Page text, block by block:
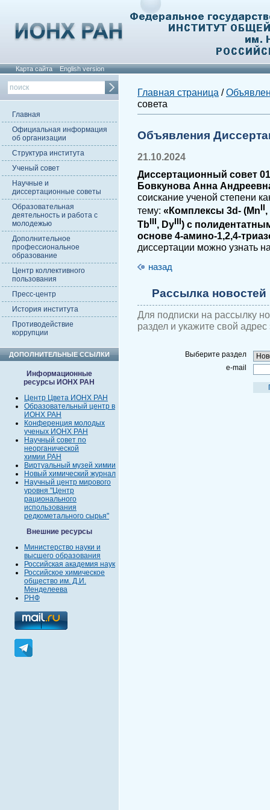
Карта сайта English version
Главная
Официальная информация
об организации
Структура института
Ученый совет
Научные и
диссертационные советы
Образовательная
деятельность и работа с
молодежью
Дополнительное
профессиональное
образование
Центр коллективного
пользования
Пресс-центр
История института
Противодействие
коррупции
ДОПОЛНИТЕЛЬНЫЕ ССЫЛКИ
Информационные
ресурсы ИОНХ РАН
Центр Цвета ИОНХ РАН
Образовательный центр в
ИОНХ РАН
Конференция молодых
ученых ИОНХ РАН
Научный совет по
неорганической
химии РАН
Виртуальный музей химии
Новый химический журнал
Научный центр мирового
уровня "Центр
рационального
использования
редкометального сырья"
Внешние ресурсы
Министерство науки и
высшего образования
Российская академия наук
Российское химическое
общество им. Д.И.
Менделеева
РНФ
Главная страница /
совета
Объявления
21.10.2024
Диссертационный совет
Бовкунова Анна
соискание ученой степени
тему: «Комплексы 3d- (Mn
TbIII, DyIII) с
основе 4-амино-1,2,4-
диссертации можно узнать
назад
Рассылка новостей
Для подписки на рассылку
раздел и укажите свой
Выберите раздел
e-mail